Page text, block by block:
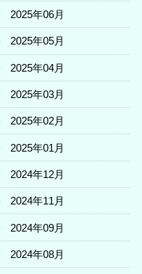
2025年06月
2025年05月
2025年04月
2025年03月
2025年02月
2025年01月
2024年12月
2024年11月
2024年09月
2024年08月